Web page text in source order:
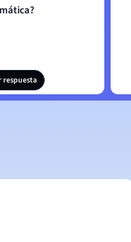
respuesta